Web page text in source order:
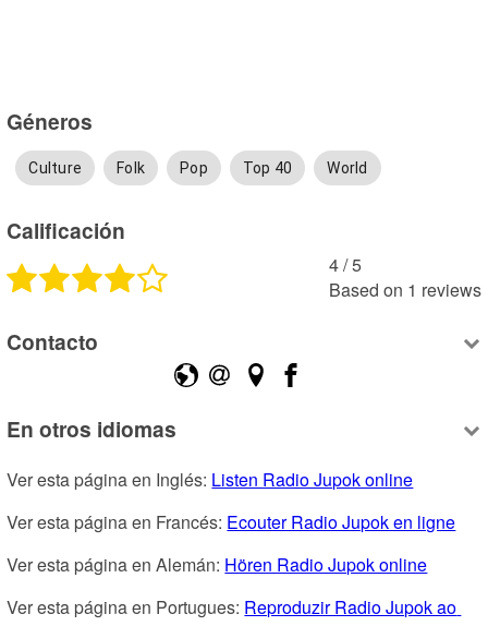
Géneros
Culture Folk Pop Top 40 World
Calificación
4 /5
Based on 1 reviews
Contacto
En otros idiomas
Ver esta página en Inglés: Listen Radio Jupok online
Ver esta página en Francés: Ecouter Radio Jupok en ligne
Ver esta página en Alemán: Hören Radio Jupok online
Ver esta página en Portugues: Reproduzir Radio Jupok ao